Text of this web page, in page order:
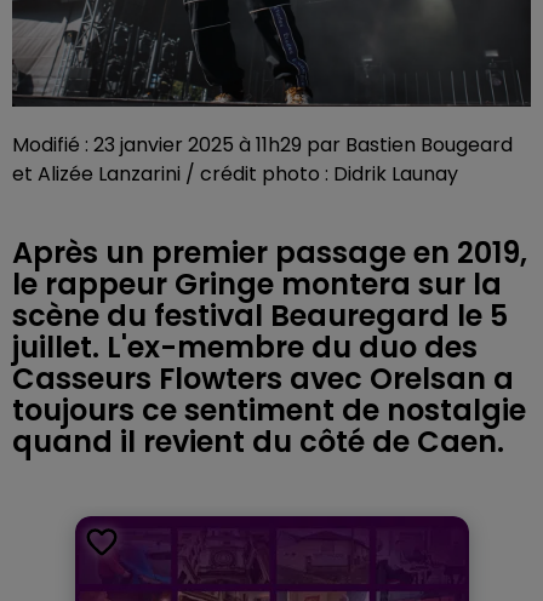
Modifié : 23 janvier 2025 à 11h29 par Bastien Bougeard
et Alizée Lanzarini / crédit photo : Didrik Launay
Après un premier passage en 2019,
le rappeur Gringe montera sur la
scène du festival Beauregard le 5
juillet. L'ex-membre du duo des
Casseurs Flowters avec Orelsan a
toujours ce sentiment de nostalgie
quand il revient du côté de Caen.